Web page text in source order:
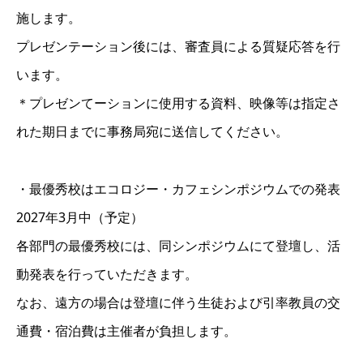
施します。
プレゼンテーション後には、審査員による質疑応答を行
います。
＊プレゼンてーションに使用する資料、映像等は指定さ
れた期日までに事務局宛に送信してください。
・最優秀校はエコロジー・カフェシンポジウムでの発表
2027年3月中（予定）
各部門の最優秀校には、同シンポジウムにて登壇し、活
動発表を行っていただきます。
なお、遠方の場合は登壇に伴う生徒および引率教員の交
通費・宿泊費は主催者が負担します。